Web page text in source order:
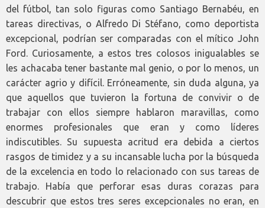
del fútbol, tan solo figuras como Santiago Bernabéu, en
tareas directivas, o Alfredo Di Stéfano, como deportista
excepcional, podrían ser comparadas con el mítico John
Ford. Curiosamente, a estos tres colosos inigualables se
les achacaba tener bastante mal genio, o por lo menos, un
carácter agrio y difícil. Erróneamente, sin duda alguna, ya
que aquellos que tuvieron la fortuna de convivir o de
trabajar con ellos siempre hablaron maravillas, como
enormes profesionales que eran y como líderes
indiscutibles. Su supuesta acritud era debida a ciertos
rasgos de timidez y a su incansable lucha por la búsqueda
de la excelencia en todo lo relacionado con sus tareas de
trabajo. Había que perforar esas duras corazas para
descubrir que estos tres seres excepcionales no eran, en